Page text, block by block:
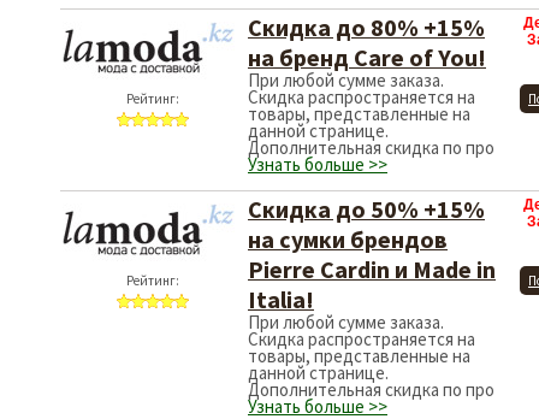
Рейтинг:
Скидка до 80% +15%
на бренд Care of You!
При любой сумме заказа.
Скидка распространяется на
товары, представленные на
данной странице.
Дополнительная скидка по про
Узнать больше >>
Рейтинг:
Скидка до 50% +15%
на сумки брендов
Pierre Cardin и Made in
Italia!
При любой сумме заказа.
Скидка распространяется на
товары, представленные на
данной странице.
Дополнительная скидка по про
Узнать больше >>